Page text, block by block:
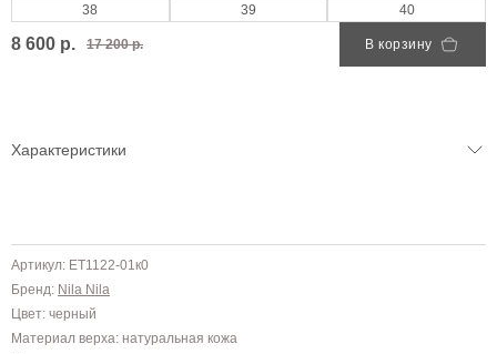
38 39 40
8 600 р. 17 200 р. В корзину
Характеристики
Артикул: ET1122-01к0
Бренд: Nila Nila
Цвет: черный
Материал верха: натуральная кожа